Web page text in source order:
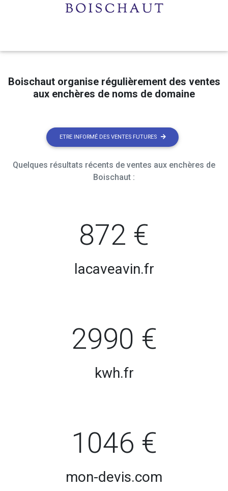
Boischaut organise régulièrement des ventes
aux enchères de noms de domaine
ETRE INFORMÉ DES VENTES FUTURES
Quelques résultats récents de ventes aux enchères de
Boischaut :
872 €
lacaveavin.fr
2990 €
kwh.fr
1046 €
mon-devis.com